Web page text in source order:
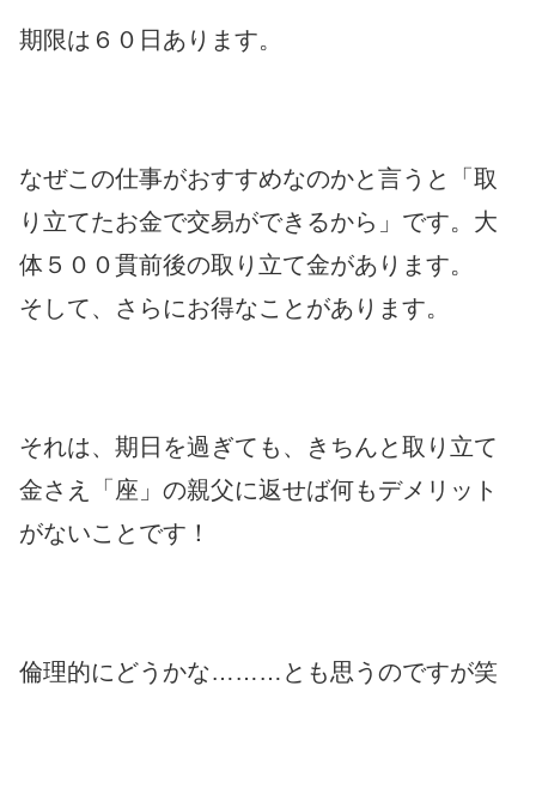
期限は６０日あります。
なぜこの仕事がおすすめなのかと言うと「取
り立てたお金で交易ができるから」です。大
体５００貫前後の取り立て金があります。
そして、さらにお得なことがあります。
それは、期日を過ぎても、きちんと取り立て
金さえ「座」の親父に返せば何もデメリット
がないことです！
倫理的にどうかな………とも思うのですが笑